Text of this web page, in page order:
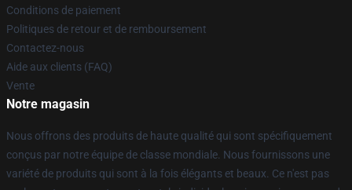
Conditions de paiement
Politiques de retour et de remboursement
Contactez-nous
Aide aux clients (FAQ)
Vente
Notre magasin
Nous offrons des produits de haute qualité qui sont spécifiquement
conçus par notre équipe de classe mondiale. Nous fournissons une
variété de produits qui sont à la fois élégants et beaux. Ce n'est pas